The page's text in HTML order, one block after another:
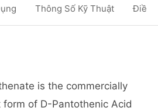
Thông Số Kỹ Thuật Điều
is the commercially
of D-Pantothenic Acid